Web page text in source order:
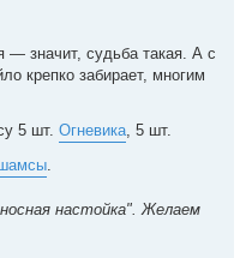
— значит, судьба такая. А с
крепко забирает, многим
5 шт. Огневика, 5 шт.
.
настойка". Желаем